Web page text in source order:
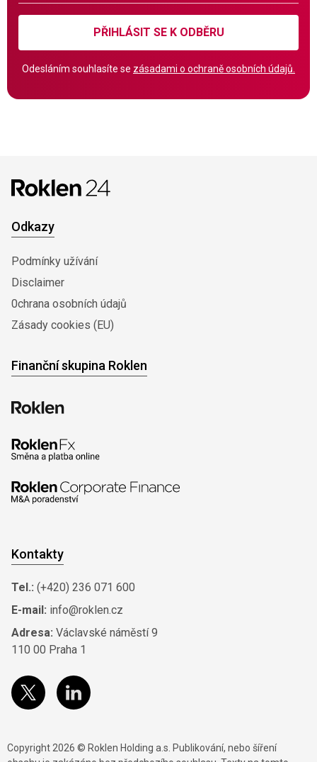
PŘIHLÁSIT SE K ODBĚRU
Odesláním souhlasíte se zásadami o ochraně osobních údajů.
Odkazy
Podmínky užívání
Disclaimer
0chrana osobních údajů
Zásady cookies (EU)
Finanční skupina Roklen
Kontakty
Tel.: (+420) 236 071 600
E-mail: info@roklen.cz
Adresa: Václavské náměstí 9
110 00 Praha 1
Copyright 2026 © Roklen Holding a.s. Publikování, nebo šíření